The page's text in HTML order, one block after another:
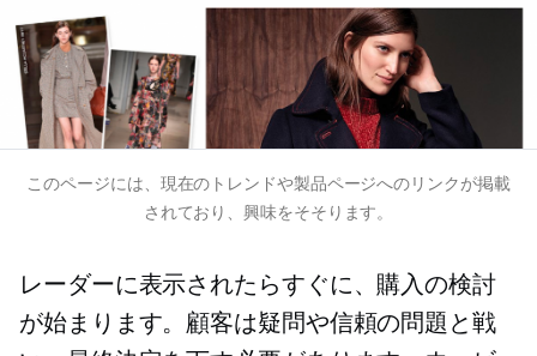
このページには、現在のトレンドや製品ページへのリンクが掲載
されており、興味をそそります。
レーダーに表示されたらすぐに、購入の検討
が始まります。顧客は疑問や信頼の問題と戦